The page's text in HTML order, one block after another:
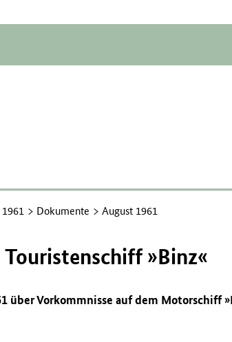
1961 Dokumente August 1961
»Binz«
über Vorkommnisse auf dem Motorschiff